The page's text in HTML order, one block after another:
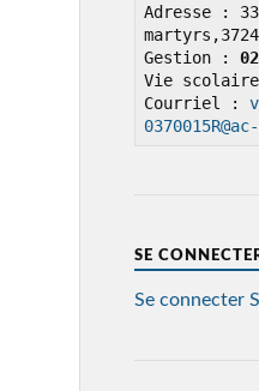
Adresse :
Gestion :
Vie
Courriel :
SE
Se connecter